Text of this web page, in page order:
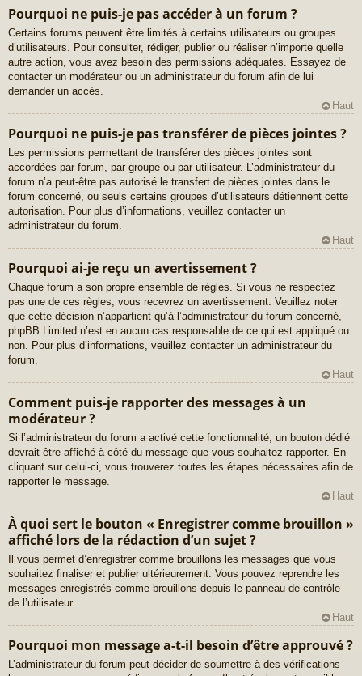
Pourquoi ne puis-je pas accéder à un forum ?
Certains forums peuvent être limités à certains utilisateurs ou groupes
d’utilisateurs. Pour consulter, rédiger, publier ou réaliser n’importe quelle
autre action, vous avez besoin des permissions adéquates. Essayez de
contacter un modérateur ou un administrateur du forum afin de lui
demander un accès.
Haut
Pourquoi ne puis-je pas transférer de pièces jointes ?
Les permissions permettant de transférer des pièces jointes sont
accordées par forum, par groupe ou par utilisateur. L’administrateur du
forum n’a peut-être pas autorisé le transfert de pièces jointes dans le
forum concerné, ou seuls certains groupes d’utilisateurs détiennent cette
autorisation. Pour plus d’informations, veuillez contacter un
administrateur du forum.
Haut
Pourquoi ai-je reçu un avertissement ?
Chaque forum a son propre ensemble de règles. Si vous ne respectez
pas une de ces règles, vous recevrez un avertissement. Veuillez noter
que cette décision n’appartient qu’à l’administrateur du forum concerné,
phpBB Limited n’est en aucun cas responsable de ce qui est appliqué ou
non. Pour plus d’informations, veuillez contacter un administrateur du
forum.
Haut
Comment puis-je rapporter des messages à un
modérateur ?
Si l’administrateur du forum a activé cette fonctionnalité, un bouton dédié
devrait être affiché à côté du message que vous souhaitez rapporter. En
cliquant sur celui-ci, vous trouverez toutes les étapes nécessaires afin de
rapporter le message.
Haut
À quoi sert le bouton « Enregistrer comme brouillon »
affiché lors de la rédaction d’un sujet ?
Il vous permet d’enregistrer comme brouillons les messages que vous
souhaitez finaliser et publier ultérieurement. Vous pouvez reprendre les
messages enregistrés comme brouillons depuis le panneau de contrôle
de l’utilisateur.
Haut
Pourquoi mon message a-t-il besoin d’être approuvé ?
L’administrateur du forum peut décider de soumettre à des vérifications